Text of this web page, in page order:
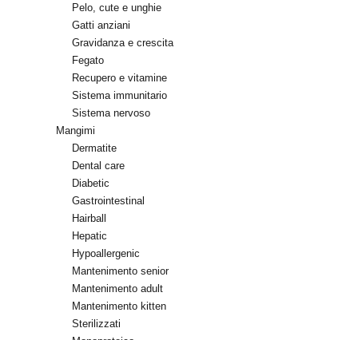
Pelo, cute e unghie
Gatti anziani
Gravidanza e crescita
Fegato
Recupero e vitamine
Sistema immunitario
Sistema nervoso
Mangimi
Dermatite
Dental care
Diabetic
Gastrointestinal
Hairball
Hepatic
Hypoallergenic
Mantenimento senior
Mantenimento adult
Mantenimento kitten
Sterilizzati